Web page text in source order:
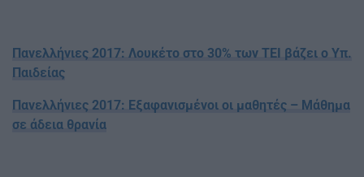
Πανελλήνιες 2017: Λουκέτο στο 30% των ΤΕΙ βάζει ο Υπ.
Παιδείας
Πανελλήνιες 2017: Εξαφανισμένοι οι μαθητές – Μάθημα
σε άδεια θρανία